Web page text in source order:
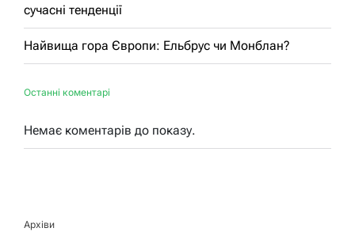
сучасні тенденції
Найвища гора Європи: Ельбрус чи Монблан?
Останні коментарі
Немає коментарів до показу.
Архіви